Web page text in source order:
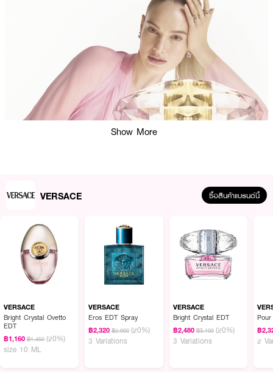
ผลลัพธ์ที่ได้:
VERSACE Bright Crystal Parfum มอบกลิ่นหอมที่เปล่งประกายด้วยโน้ตของ
กลิ่นกลางที่นุ่มนวลจากดอกพิโอนี ดอกแมกโนเลีย และดอกบัว สร้างสัมผัสที่โร
แมนติกและผ่อนคลาย ปิดท้ายด้วยกลิ่นฐานจากมัสก์และอำพันที่อบอุ่นและติดทน
นาน น้ำหอมนี้เหมาะสำหรับทุกโอกาสและทุกฤดูกาล
· เวอร์ซาเช่ ไบรท์ คริสตัล พาร์ฟูม
Show More
VERSACE ซื้อสินค้าแบรนด์นี้
VERSACE
Bright Crystal Ovetto
EDT
฿1,160 ฿1,450 (20%)
size 10 ML
VERSACE
Eros EDT Spray
฿2,320 ฿2,900 (20%)
3 Variations
VERSACE
Bright Crystal EDT
฿2,480 ฿3,100 (20%)
3 Variations
฿
2